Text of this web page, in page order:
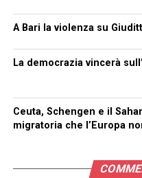
A Bari la violenza su
La democrazia vincerà
Ceuta, Schengen e il
migratoria che l’Europa